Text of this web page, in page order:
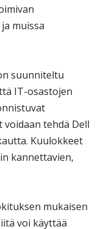
muissa
suunniteltu
IT-osastojen
tehdä Dell
Kuulokkeet
kannettavien,
mukaisen
voi käyttää